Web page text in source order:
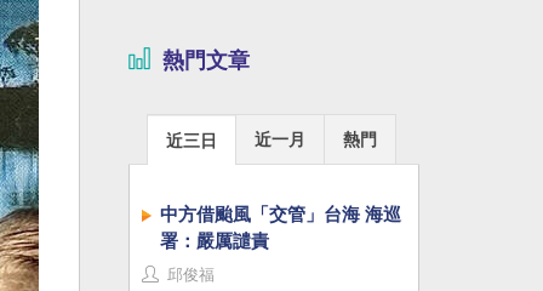
熱門文章
近三日 近一月 熱門
中方借颱風「交管」台海 海巡
署：嚴厲譴責
邱俊福